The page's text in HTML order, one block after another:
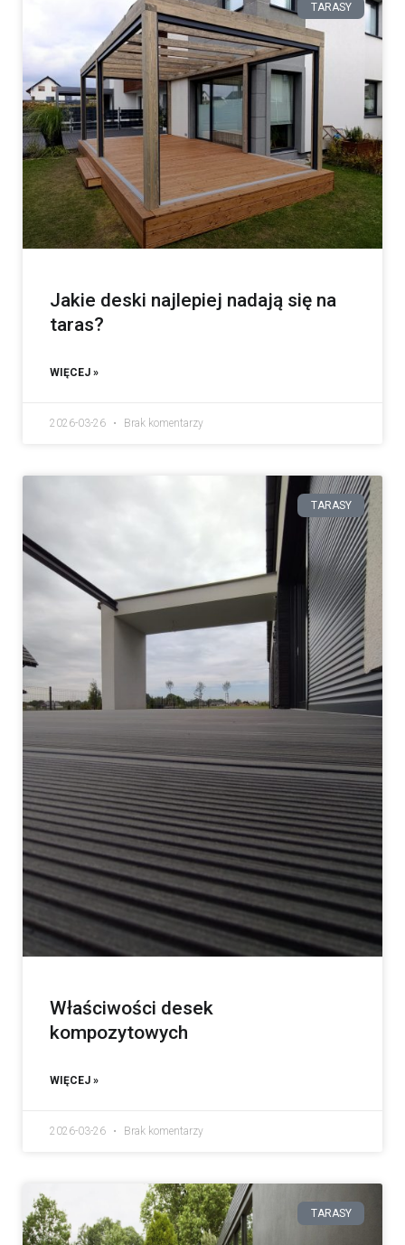
TARASY
Jakie deski najlepiej nadają się na
taras?
WIĘCEJ »
2026-03-26 Brak komentarzy
TARASY
Właściwości desek
kompozytowych
WIĘCEJ »
2026-03-26 Brak komentarzy
TARASY